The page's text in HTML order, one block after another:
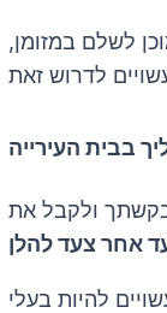
לשלם במזומן,
להיות בעלי